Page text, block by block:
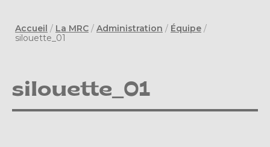
Accueil / La MRC / Administration / Équipe /
silouette_01
silouette_01